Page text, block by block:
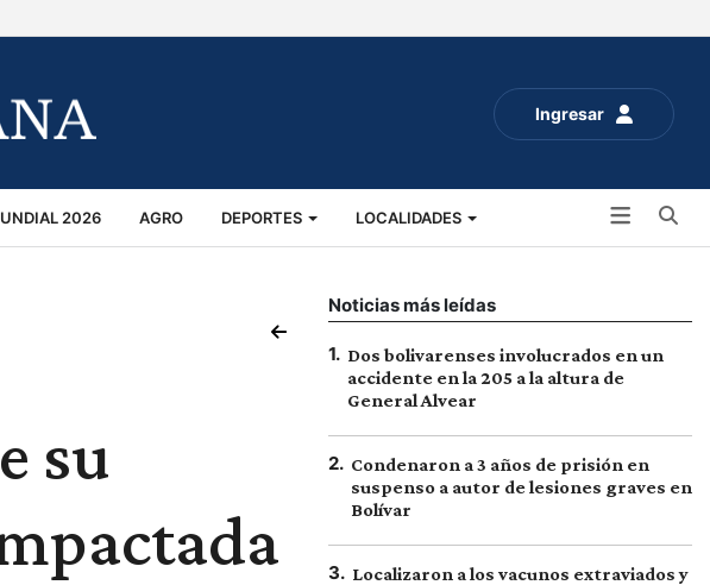
Ingresar
2026 AGRO DEPORTES LOCALIDADES
su
Noticias más leídas
1. Dos bolivarenses involucrados en un
accidente en la 205 a la altura de
General Alvear
2. Condenaron a 3 años de prisión en
suspenso a autor de lesiones graves en
Bolívar
3. Localizaron a los vacunos extraviados y